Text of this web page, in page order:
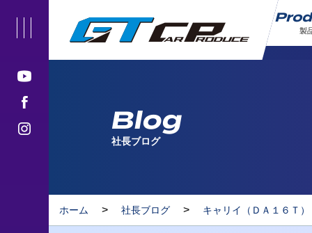
製
Blog
社長ブログ
ホーム > 社長ブログ > キャリイ（ＤＡ１６Ｔ）